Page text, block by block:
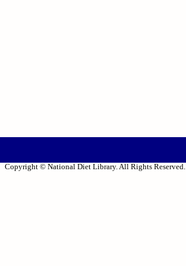
Copyright © National Diet Library. All Rights Reserved.